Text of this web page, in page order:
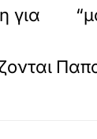
για